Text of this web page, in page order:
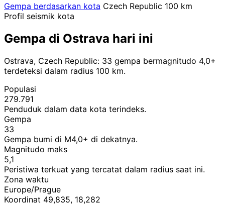
Gempa berdasarkan kota Czech Republic 100 km
Profil seismik kota
Gempa di Ostrava hari ini
Ostrava, Czech Republic: 33 gempa bermagnitudo 4,0+
terdeteksi dalam radius 100 km.
Populasi
279.791
Penduduk dalam data kota terindeks.
Gempa
33
Gempa bumi di M4,0+ di dekatnya.
Magnitudo maks
5,1
Peristiwa terkuat yang tercatat dalam radius saat ini.
Zona waktu
Europe/Prague
Koordinat 49,835, 18,282